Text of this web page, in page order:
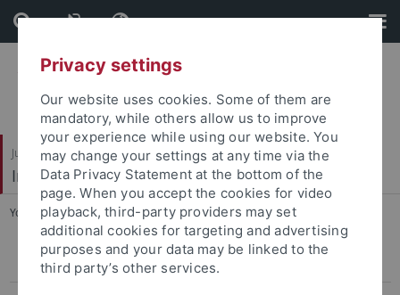
Skip
to
content
Skip
to
footer
Juristische Fakultät
Institut für Kriminologie
You are here: Startseite ... Jüdische Realitäten in Deutschland
Aufnahme in den Verteiler
Privacy settings
Our website uses cookies. Some of them are
mandatory, while others allow us to improve
your experience while using our website. You
may change your settings at any time via the
Data Privacy Statement at the bottom of the
page. When you accept the cookies for video
playback, third-party providers may set
additional cookies for targeting and advertising
purposes and your data may be linked to the
third party’s other services.